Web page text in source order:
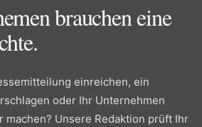
brauchen eine
einreichen, ein
oder Ihr Unternehmen
machen? Unsere Redaktion prüft Ihr